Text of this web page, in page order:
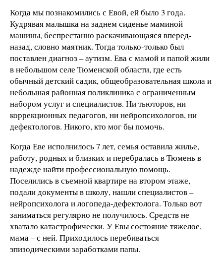
Когда мы познакомились с Евой, ей было 3 года.
Кудрявая малышка на заднем сиденье маминой
машины, беспрестанно раскачивающаяся вперед-
назад, словно маятник. Тогда только-только был
поставлен диагноз – аутизм. Ева с мамой и папой жили
в небольшом селе Тюменской области, где есть
обычный детский садик, общеобразовательная школа и
небольшая районная поликлиника с ограниченным
набором услуг и специалистов. Ни тьюторов, ни
коррекционных педагогов, ни нейропсихологов, ни
дефектологов. Никого, кто мог бы помочь.
Когда Еве исполнилось 7 лет, семья оставила жилье,
работу, родных и близких и перебралась в Тюмень в
надежде найти профессиональную помощь.
Поселились в съемной квартире на втором этаже,
подали документы в школу, нашли специалистов –
нейропсихолога и логопеда-дефектолога. Только вот
заниматься регулярно не получилось. Средств не
хватало катастрофически. У Евы состояние тяжелое,
мама – с ней. Приходилось перебиваться
эпизодическими заработками папы.